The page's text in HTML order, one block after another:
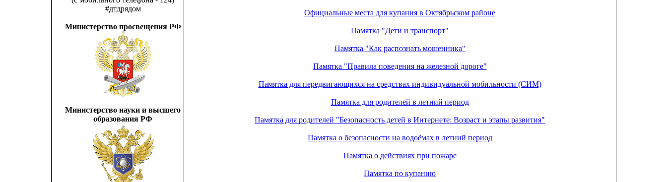
#дтдрядом
Министерство просвещения РФ
Министерство науки и высшего
образования РФ
Официальные места для купания в Октябрьском районе
Памятка "Дети и транспорт"
Памятка "Как распознать мошенника"
Памятка "Правила поведения на железной дороге"
Памятка для передвигающихся на средствах индивидуальной мобильности (СИМ)
Памятка для родителей в летний период
Памяткa для родителей "Безопасность детей в Интернете: Возраст и этапы развития"
Памятка о безопасности на водоёмах в летний период
Памятка о действиях при пожаре
Памятка по купанию